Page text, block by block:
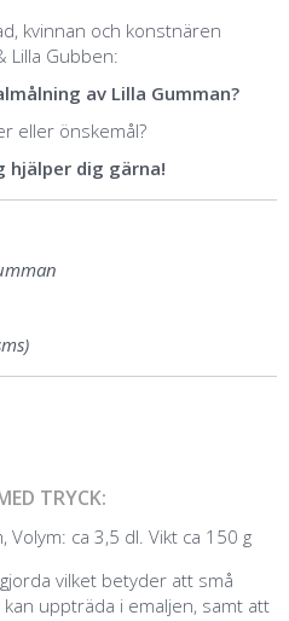
kvinnan och konstnären
Lilla Gubben:
av Lilla Gumman?
eller önskemål?
hjälper dig gärna!
TRYCK:
Volym: ca 3,5 dl. Vikt ca 150 g
vilket betyder att små
uppträda i emaljen, samt att